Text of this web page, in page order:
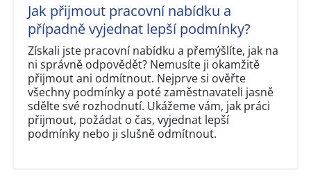
Jak přijmout pracovní nabídku a
případně vyjednat lepší podmínky?
Získali jste pracovní nabídku a přemýšlíte, jak na
ni správně odpovědět? Nemusíte ji okamžitě
přijmout ani odmítnout. Nejprve si ověřte
všechny podmínky a poté zaměstnavateli jasně
sdělte své rozhodnutí. Ukážeme vám, jak práci
přijmout, požádat o čas, vyjednat lepší
podmínky nebo ji slušně odmítnout.